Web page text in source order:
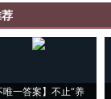
唯一答案】不止“养